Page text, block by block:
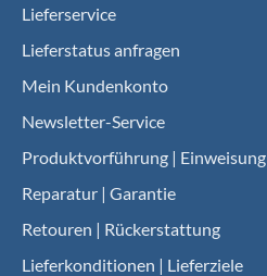
Lieferservice
Lieferstatus anfragen
Mein Kundenkonto
Newsletter-Service
Produktvorführung | Einweisung
Reparatur | Garantie
Retouren | Rückerstattung
Lieferkonditionen | Lieferziele